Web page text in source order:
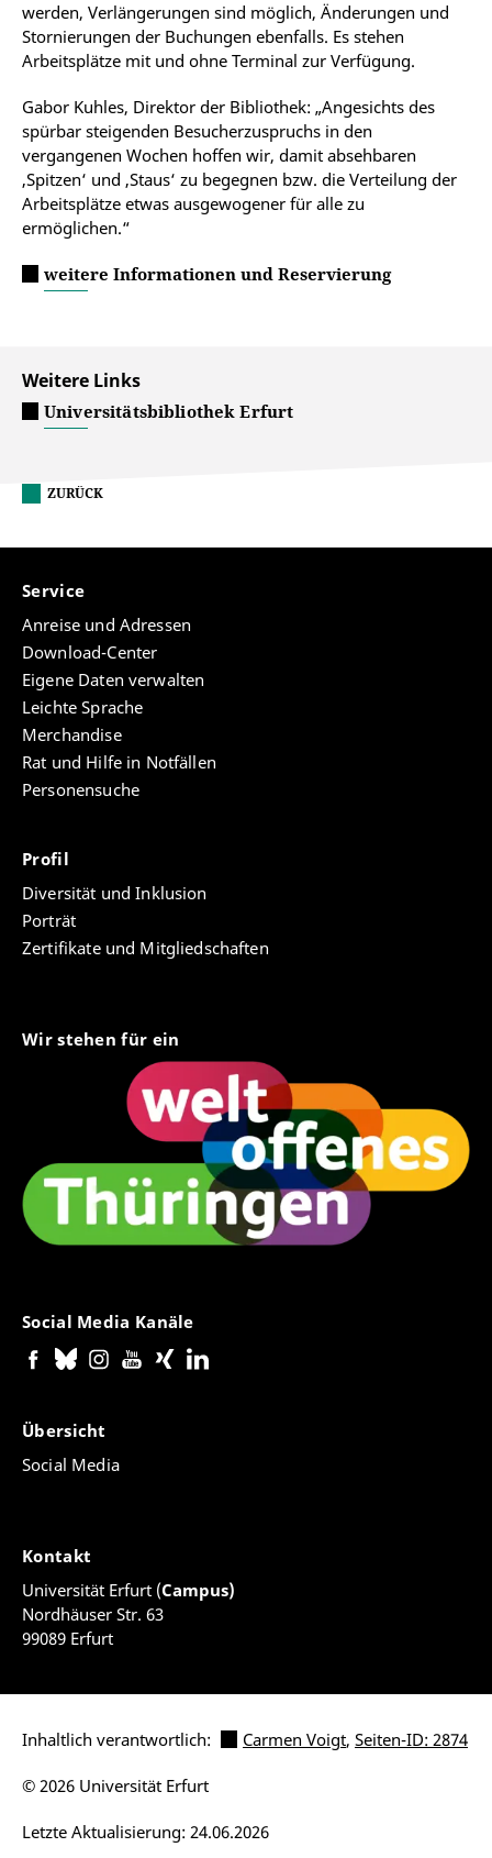
werden, Verlängerungen sind möglich, Änderungen und
Stornierungen der Buchungen ebenfalls. Es stehen
Arbeitsplätze mit und ohne Terminal zur Verfügung.
Gabor Kuhles, Direktor der Bibliothek: „Angesichts des
spürbar steigenden Besucherzuspruchs in den
vergangenen Wochen hoffen wir, damit absehbaren
‚Spitzen‘ und ‚Staus‘ zu begegnen bzw. die Verteilung der
Arbeitsplätze etwas ausgewogener für alle zu
ermöglichen.“
weitere Informationen und Reservierung
Weitere Links
Universitätsbibliothek Erfurt
ZURÜCK
Service
Anreise und Adressen
Download-Center
Eigene Daten verwalten
Leichte Sprache
Merchandise
Rat und Hilfe in Notfällen
Personensuche
Profil
Diversität und Inklusion
Porträt
Zertifikate und Mitgliedschaften
Wir stehen für ein
Social Media Kanäle
Übersicht
Social Media
Kontakt
Universität Erfurt (Campus)
Nordhäuser Str. 63
99089 Erfurt
Inhaltlich verantwortlich: Carmen Voigt, Seiten-ID: 2874
Letzte Aktualisierung: 24.06.2026
© 2026 Universität Erfurt